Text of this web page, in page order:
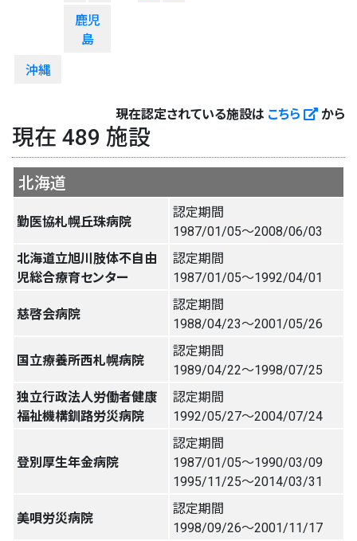
鹿児
島
沖縄
現在認定されている施設は こちら から
現在 489 施設
北海道
勤医協札幌丘珠病院
認定期間
1987/01/05〜2008/06/03
北海道立旭川肢体不自由
児総合療育センター
認定期間
1987/01/05〜1992/04/01
慈啓会病院
認定期間
1988/04/23〜2001/05/26
国立療養所西札幌病院
認定期間
1989/04/22〜1998/07/25
独立行政法人労働者健康
福祉機構釧路労災病院
認定期間
1992/05/27〜2004/07/24
登別厚生年金病院
認定期間
1987/01/05〜1990/03/09
1995/11/25〜2014/03/31
美唄労災病院
認定期間
1998/09/26〜2001/11/17